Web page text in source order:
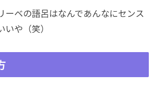
ーベの語呂はなんであんなにセンス
や（笑）